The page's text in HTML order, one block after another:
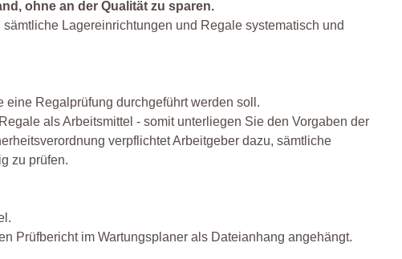
ohne an der Qualität zu sparen.
Lagereinrichtungen und Regale systematisch und
Regalprüfung durchgeführt werden soll.
als Arbeitsmittel - somit unterliegen Sie den Vorgaben der
verpflichtet Arbeitgeber dazu, sämtliche
zu prüfen.
Prüfbericht im Wartungsplaner als Dateianhang angehängt.